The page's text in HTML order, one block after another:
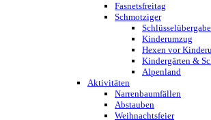
Fasnetsfreitag
Schmotziger
Schlüsselübergabe
Kinderumzug
Hexen vor
Kindergärten &
Alpenland
Aktivitäten
Narrenbaumfällen
Abstauben
Weihnachtsfeier